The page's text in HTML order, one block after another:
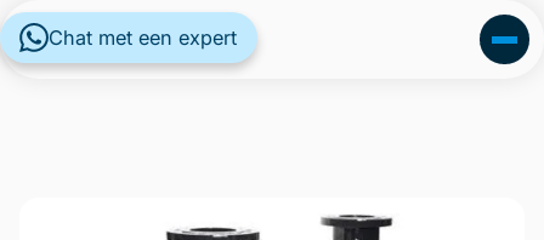
Chat met een expert